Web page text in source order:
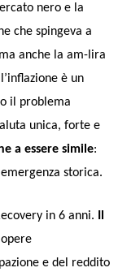
nero e la
che spingeva a
anche la am-lira
è un
il problema
unica, forte e
a essere simile:
storica.
in 6 anni.
e del reddito